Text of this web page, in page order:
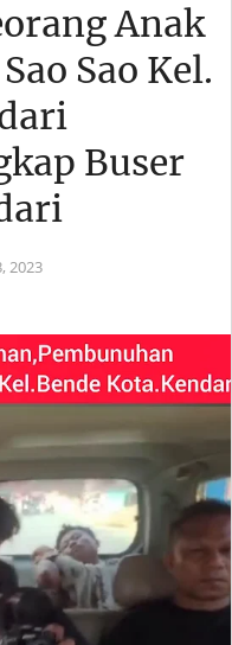
Anak
Sao Kel.
Buser
2023